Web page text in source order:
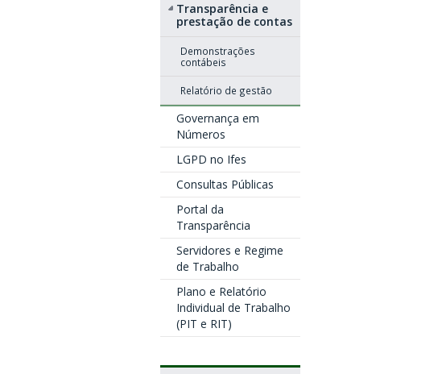
Transparência e
prestação de contas
Demonstrações
contábeis
Relatório de gestão
Governança em
Números
LGPD no Ifes
Consultas Públicas
Portal da
Transparência
Servidores e Regime
de Trabalho
Plano e Relatório
Individual de Trabalho
(PIT e RIT)